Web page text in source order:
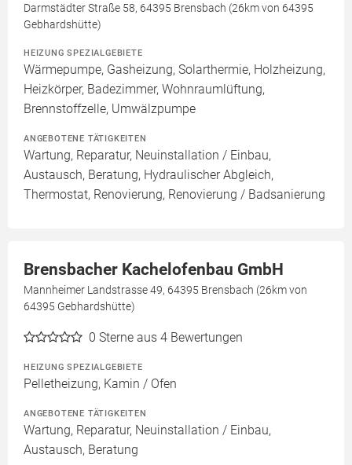
Darmstädter Straße 58, 64395 Brensbach (26km von 64395
Gebhardshütte)
HEIZUNG SPEZIALGEBIETE
Wärmepumpe, Gasheizung, Solarthermie, Holzheizung,
Heizkörper, Badezimmer, Wohnraumlüftung,
Brennstoffzelle, Umwälzpumpe
ANGEBOTENE TÄTIGKEITEN
Wartung, Reparatur, Neuinstallation / Einbau,
Austausch, Beratung, Hydraulischer Abgleich,
Thermostat, Renovierung, Renovierung / Badsanierung
Brensbacher Kachelofenbau GmbH
Mannheimer Landstrasse 49, 64395 Brensbach (26km von
64395 Gebhardshütte)
0 Sterne aus 4 Bewertungen
HEIZUNG SPEZIALGEBIETE
Pelletheizung, Kamin / Ofen
ANGEBOTENE TÄTIGKEITEN
Wartung, Reparatur, Neuinstallation / Einbau,
Austausch, Beratung